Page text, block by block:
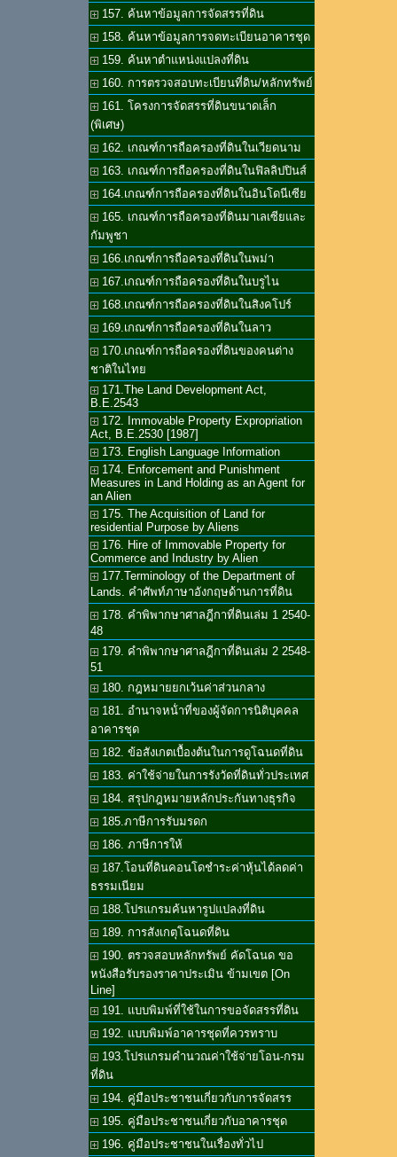
157. ค้นหาข้อมูลการจัดสรรที่ดิน
158. ค้นหาข้อมูลการจดทะเบียนอาคารชุด
159. ค้นหาตำแหน่งแปลงที่ดิน
160. การตรวจสอบทะเบียนที่ดิน/หลักทรัพย์
161. โครงการจัดสรรที่ดินขนาดเล็ก
(พิเศษ)
162. เกณฑ์การถือครองที่ดินในเวียดนาม
163. เกณฑ์การถือครองที่ดินในฟิลลิปปินส์
164.เกณฑ์การถือครองที่ดินในอินโดนีเซีย
165. เกณฑ์การถือครองที่ดินมาเลเซียและ
กัมพูชา
166.เกณฑ์การถือครองที่ดินในพม่า
167.เกณฑ์การถือครองที่ดินในบรูไน
168.เกณฑ์การถือครองที่ดินในสิงคโปร์
169.เกณฑ์การถือครองที่ดินในลาว
170.เกณฑ์การถือครองที่ดินของคนต่าง
ชาติในไทย
171.The Land Development Act,
B.E.2543
172. Immovable Property Expropriation
Act, B.E.2530 [1987]
173. English Language Information
174. Enforcement and Punishment
Measures in Land Holding as an Agent for
an Alien
175. The Acquisition of Land for
residential Purpose by Aliens
176. Hire of Immovable Property for
Commerce and Industry by Alien
177.Terminology of the Department of
Lands. คำศัพท์ภาษาอังกฤษด้านการที่ดิน
178. คำพิพากษาศาลฎีกาที่ดินเล่ม 1 2540-
48
179. คำพิพากษาศาลฎีกาที่ดินเล่ม 2 2548-
51
180. กฎหมายยกเว้นค่าส่วนกลาง
181. อำนาจหน้่าที่ของผู้จัดการนิติบุคคล
อาคารชุด
182. ข้อสังเกตเบื้องต้นในการดูโฉนดที่ดิน
183. ค่าใช้จ่ายในการรังวัดที่ดินทั่วประเทศ
184. สรุปกฎหมายหลักประกันทางธุรกิจ
185.ภาษีการรับมรดก
186. ภาษีการให้
187.โอนที่ดินคอนโดชำระค่าหุ้นได้ลดค่า
ธรรมเนียม
188.โปรแกรมค้นหารูปแปลงที่ดิน
189. การสังเกตุโฉนดที่ดิน
190. ตรวจสอบหลักทรัพย์ คัดโฉนด ขอ
หนังสือรับรองราคาประเมิน ข้ามเขต [On
Line]
191. แบบพิมพ์ที่ใช้ในการขอจัดสรรที่ดิน
192. แบบพิมพ์อาคารชุดที่ควรทราบ
193.โปรแกรมคำนวณค่าใช้จ่ายโอน-กรม
ที่ดิน
194. คู่มือประชาชนเกี่ยวกับการจัดสรร
195. คู่มือประชาชนเกี่ยวกับอาคารชุด
196. คู่มือประชาชนในเรื่องทั่วไป